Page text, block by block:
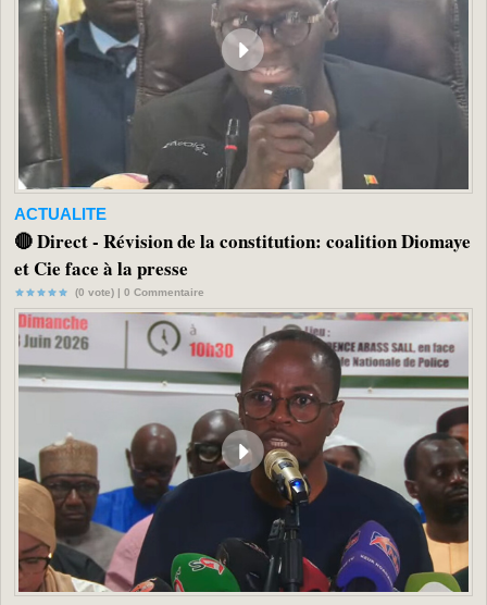
ACTUALITE
🔴 Direct - Révision de la constitution: coalition Diomaye
et Cie face à la presse
(0 vote) | 0 Commentaire